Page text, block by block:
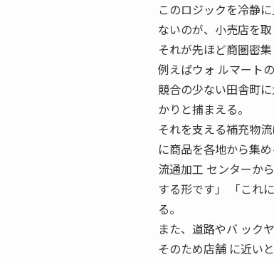
このロジックを冷静
ないのが、小売店を
それが先ほど商圏密集
例えばウォ ルマート
競合の少ない田舎町
かりと捕まえる。
それを支える補充物
に商品を各地から集め
流通加工 センターか
する形です」 「これ
る。
また、道路やバ ック
そのため店舗 に近い